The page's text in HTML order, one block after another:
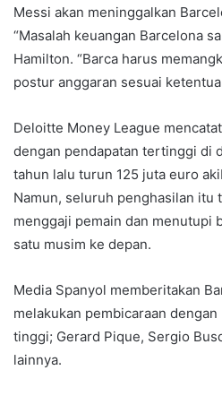
Messi akan meninggalkan
“Masalah keuangan Barcelona
Hamilton. “Barca harus
postur anggaran sesuai
Deloitte Money League
dengan pendapatan tertinggi di
tahun lalu turun 125 juta euro
Namun, seluruh penghasilan itu
menggaji pemain dan menutupi
satu musim ke depan.
Media Spanyol memberitakan
melakukan pembicaraan
tinggi; Gerard Pique, Sergio
lainnya.